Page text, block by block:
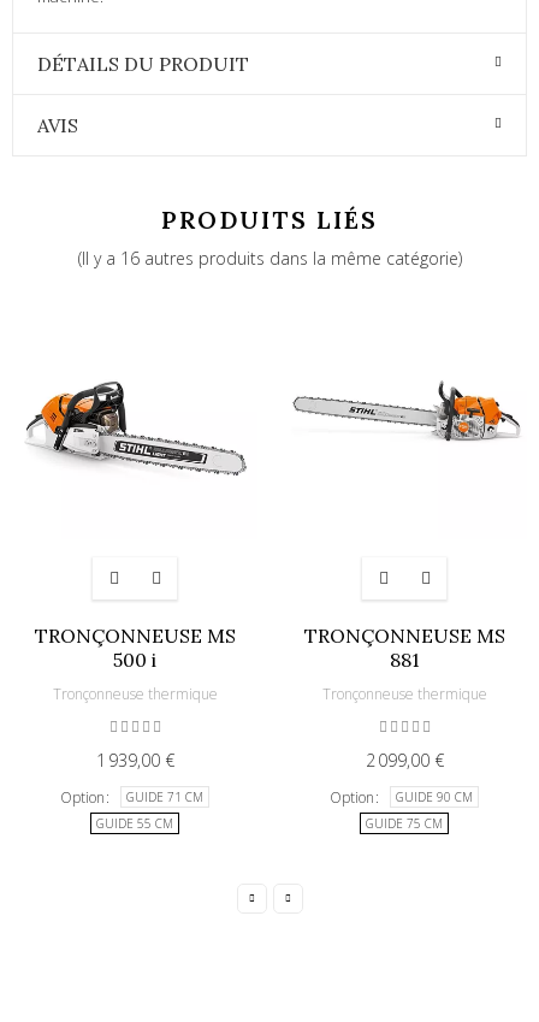
DÉTAILS DU PRODUIT
AVIS
PRODUITS LIÉS
(Il y a 16 autres produits dans la même catégorie)
TRONÇONNEUSE MS
500 i
Tronçonneuse thermique
1 939,00 €
Option
GUIDE 71 CM
GUIDE 55 CM
TRONÇONNEUSE MS
881
Tronçonneuse thermique
2 099,00 €
Option
GUIDE 90 CM
GUIDE 75 CM